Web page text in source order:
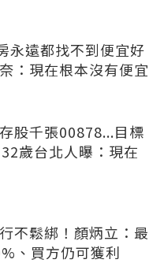
永遠都找不到便宜好
：現在根本沒有便宜
股千張00878...目標
歲台北人曝：現在
不鬆綁！顏炳立：最
、買方仍可獲利